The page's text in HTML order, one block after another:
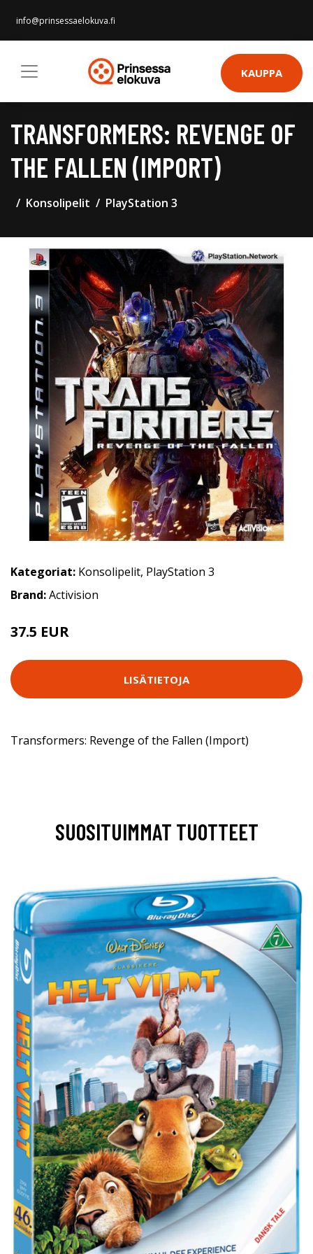
info@prinsessaelokuva.fi
KAUPPA
TRANSFORMERS: REVENGE OF
THE FALLEN (IMPORT)
Konsolipelit PlayStation 3
Kategoriat: Konsolipelit, PlayStation 3
Brand:Activision
37.5 EUR
LISÄTIETOJA
Transformers: Revenge of the Fallen (Import)
SUOSITUIMMAT TUOTTEET